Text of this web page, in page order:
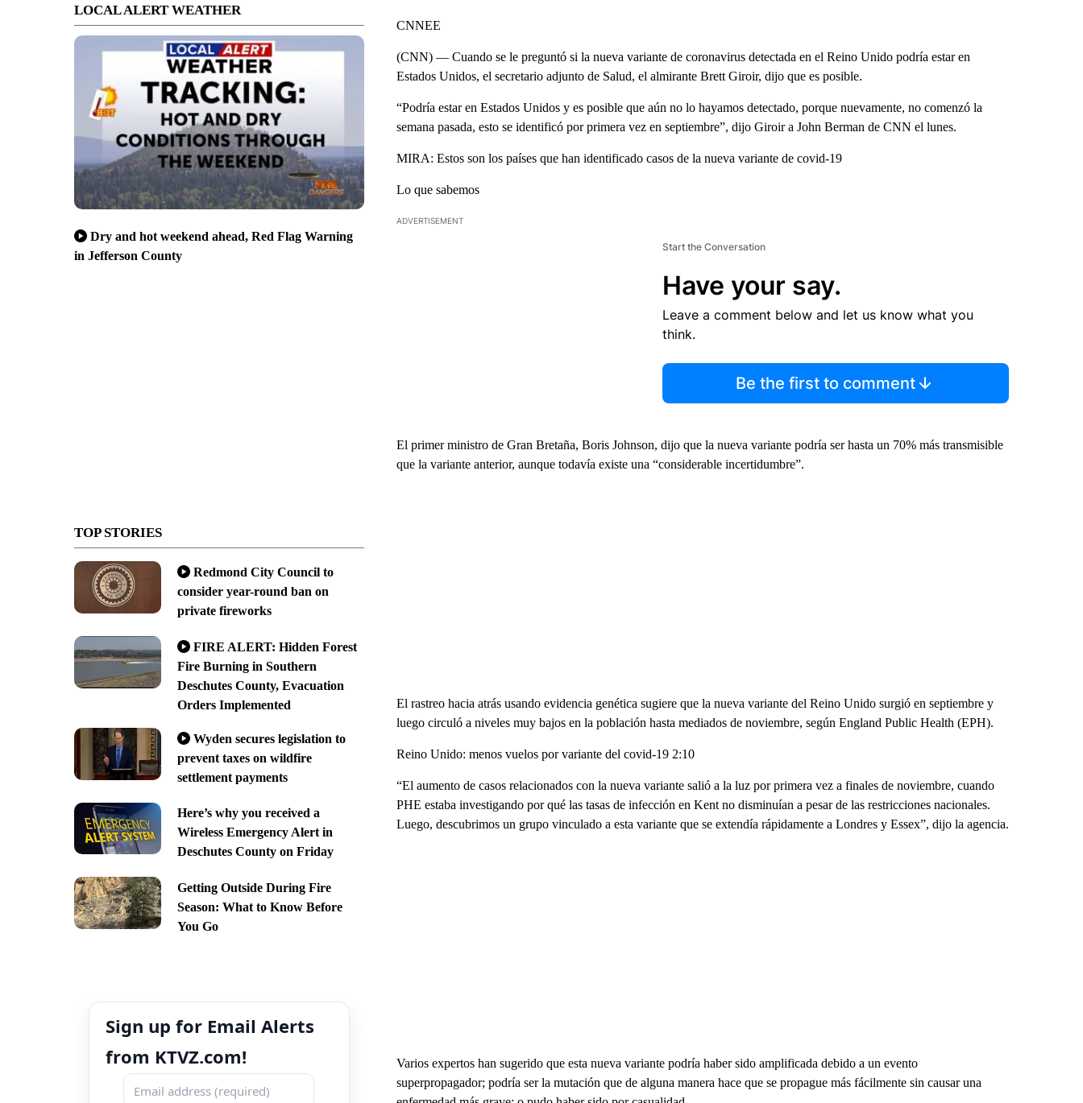
LOCAL ALERT WEATHER
Dry and hot weekend ahead, Red Flag Warning
in Jefferson County
TOP STORIES
Redmond City Council to
consider year-round ban on
private fireworks
FIRE ALERT: Hidden Forest
Fire Burning in Southern
Deschutes County, Evacuation
Orders Implemented
Wyden secures legislation to
prevent taxes on wildfire
settlement payments
Here’s why you received a
Wireless Emergency Alert in
Deschutes County on Friday
Getting Outside During Fire
Season: What to Know Before
You Go
Sign up for Email Alerts
from KTVZ.com!
CNNEE
(CNN) — Cuando se le preguntó si la nueva variante de coronavirus detectada en el Reino Unido podría estar en
Estados Unidos, el secretario adjunto de Salud, el almirante Brett Giroir, dijo que es posible.
“Podría estar en Estados Unidos y es posible que aún no lo hayamos detectado, porque nuevamente, no comenzó la
semana pasada, esto se identificó por primera vez en septiembre”, dijo Giroir a John Berman de CNN el lunes.
MIRA: Estos son los países que han identificado casos de la nueva variante de covid-19
Lo que sabemos
ADVERTISEMENT
Start the Conversation
Have your say.
Leave a comment below and let us know what you
think.
Be the first to comment
El primer ministro de Gran Bretaña, Boris Johnson, dijo que la nueva variante podría ser hasta un 70% más transmisible
que la variante anterior, aunque todavía existe una “considerable incertidumbre”.
El rastreo hacia atrás usando evidencia genética sugiere que la nueva variante del Reino Unido surgió en septiembre y
luego circuló a niveles muy bajos en la población hasta mediados de noviembre, según England Public Health (EPH).
Reino Unido: menos vuelos por variante del covid-19 2:10
“El aumento de casos relacionados con la nueva variante salió a la luz por primera vez a finales de noviembre, cuando
PHE estaba investigando por qué las tasas de infección en Kent no disminuían a pesar de las restricciones nacionales.
Luego, descubrimos un grupo vinculado a esta variante que se extendía rápidamente a Londres y Essex”, dijo la agencia.
Varios expertos han sugerido que esta nueva variante podría haber sido amplificada debido a un evento
superpropagador; podría ser la mutación que de alguna manera hace que se propague más fácilmente sin causar una